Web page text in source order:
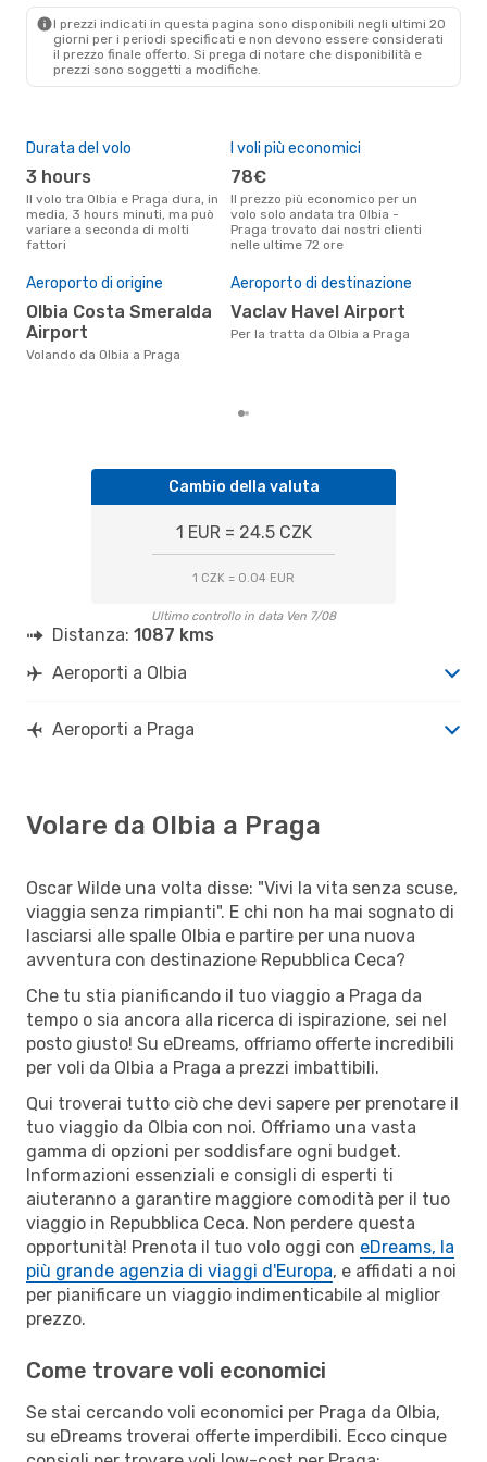
I prezzi indicati in questa pagina sono disponibili negli ultimi 20
giorni per i periodi specificati e non devono essere considerati
il ​​prezzo finale offerto. Si prega di notare che disponibilità e
prezzi sono soggetti a modifiche.
Durata del volo
3 hours
Il volo tra Olbia e Praga dura, in
media, 3 hours minuti, ma può
variare a seconda di molti
fattori
I voli più economici
78€
Il prezzo più economico per un
volo solo andata tra Olbia -
Praga trovato dai nostri clienti
nelle ultime 72 ore
Aeroporto di origine
Olbia Costa Smeralda
Airport
Volando da Olbia a Praga
Aeroporto di destinazione
Vaclav Havel Airport
Per la tratta da Olbia a Praga
Cambio della valuta
1 EUR = 24.5 CZK
1 CZK = 0.04 EUR
Ultimo controllo in data Ven 7/08
Distanza: 1087 kms
Aeroporti a Olbia
Aeroporti a Praga
Volare da Olbia a Praga
Oscar Wilde una volta disse: "Vivi la vita senza scuse,
viaggia senza rimpianti". E chi non ha mai sognato di
lasciarsi alle spalle Olbia e partire per una nuova
avventura con destinazione Repubblica Ceca?
Che tu stia pianificando il tuo viaggio a Praga da
tempo o sia ancora alla ricerca di ispirazione, sei nel
posto giusto! Su eDreams, offriamo offerte incredibili
per voli da Olbia a Praga a prezzi imbattibili.
Qui troverai tutto ciò che devi sapere per prenotare il
tuo viaggio da Olbia con noi. Offriamo una vasta
gamma di opzioni per soddisfare ogni budget.
Informazioni essenziali e consigli di esperti ti
aiuteranno a garantire maggiore comodità per il tuo
viaggio in Repubblica Ceca. Non perdere questa
opportunità! Prenota il tuo volo oggi con eDreams, la
più grande agenzia di viaggi d'Europa, e affidati a noi
per pianificare un viaggio indimenticabile al miglior
prezzo.
Come trovare voli economici
Se stai cercando voli economici per Praga da Olbia,
su eDreams troverai offerte imperdibili. Ecco cinque